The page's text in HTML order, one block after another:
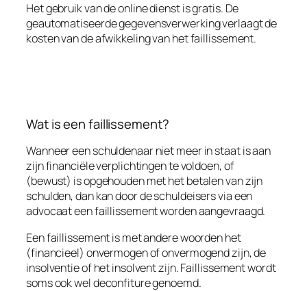
Het gebruik van de online dienst is gratis. De
geautomatiseerde gegevensverwerking verlaagt de
kosten van de afwikkeling van het faillissement.
Wat is een faillissement?
Wanneer een schuldenaar niet meer in staat is aan
zijn financiële verplichtingen te voldoen, of
(bewust) is opgehouden met het betalen van zijn
schulden, dan kan door de schuldeisers via een
advocaat een faillissement worden aangevraagd.
Een faillissement is met andere woorden het
(financieel) onvermogen of onvermogend zijn, de
insolventie of het insolvent zijn. Faillissement wordt
soms ook wel deconfiture genoemd.